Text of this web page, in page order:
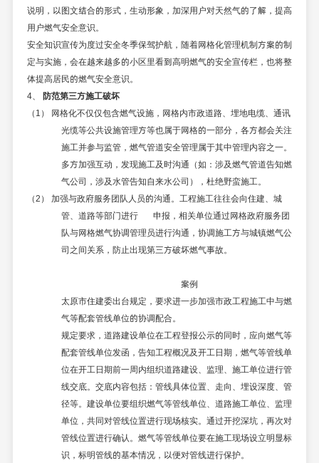
说明，以图文结合的形式，生动形象，加深用户对天然气的了解，提高
用户燃气安全意识。
安全知识宣传为度过安全冬季保驾护航，随着网格化管理机制方案的制
定与实施，会在越来越多的小区里看到高明燃气的安全宣传栏，也将整
体提高居民的燃气安全意识。
4、 防范第三方施工破坏
（1） 网格化不仅仅包含燃气设施，网格内市政道路、埋地电缆、通讯
光缆等公共设施管理方等也属于网格的一部分，各方都会关注
施工并参与监管，燃气管道安全管理属于其中管理内容之一。
多方加强互动，发现施工及时沟通（如：涉及燃气管道告知燃
气公司，涉及水管告知自来水公司），杜绝野蛮施工。
（2） 加强与政府服务团队人员的沟通。工程施工往往会向住建、城
管、道路等部门进行
申报，相关单位通过网格政府服务团
队与网格燃气协调管理员进行沟通，协调施工方与城镇燃气公
司之间关系，防止出现第三方破坏燃气事故。
案例
太原市住建委出台规定，要求进一步加强市政工程施工中与燃
气等配套管线单位的协调配合。
规定要求，道路建设单位在工程登报公示的同时，应向燃气等
配套管线单位发函，告知工程概况及开工日期，燃气等管线单
位在开工日期前一周内组织道路建设、监理、施工单位进行管
线交底。交底内容包括：管线具体位置、走向、埋设深度、管
径等。建设单位要组织燃气等管线单位、道路施工单位、监理
单位，共同对管线位置进行现场核实。通过开挖深坑，再次对
管线位置进行确认。燃气等管线单位要在施工现场设立明显标
识，标明管线的基本情况，以便对管线进行保护。